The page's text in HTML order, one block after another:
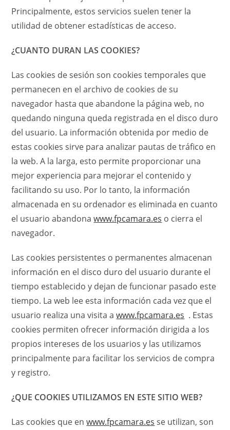
Principalmente, estos servicios suelen tener la
utilidad de obtener estadísticas de acceso.
¿CUANTO DURAN LAS COOKIES?
Las cookies de sesión son cookies temporales que
permanecen en el archivo de cookies de su
navegador hasta que abandone la página web, no
quedando ninguna queda registrada en el disco duro
del usuario. La información obtenida por medio de
estas cookies sirve para analizar pautas de tráfico en
la web. A la larga, esto permite proporcionar una
mejor experiencia para mejorar el contenido y
facilitando su uso. Por lo tanto, la información
almacenada en su ordenador es eliminada en cuanto
el usuario abandonawww.fpcamara.es o cierra el
navegador.
Las cookies persistentes o permanentes almacenan
información en el disco duro del usuario durante el
tiempo establecido y dejan de funcionar pasado este
tiempo. La web lee esta información cada vez que el
usuario realiza una visita awww.fpcamara.es . Estas
cookies permiten ofrecer información dirigida a los
propios intereses de los usuarios y las utilizamos
principalmente para facilitar los servicios de compra
y registro.
¿QUE COOKIES UTILIZAMOS EN ESTE SITIO WEB?
Las cookies que enwww.fpcamara.es se utilizan, son